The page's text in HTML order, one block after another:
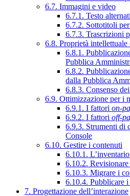
6.7. Immagini e video
6.7.1. Testo
6.7.2. Sottotitoli
6.7.3. Trascrizioni
6.8. Proprietà intellettuale
6.8.1.
Pubblica
6.8.2.
dalla Pubblica
6.8.3. Consenso
6.9. Ottimizzazione per i
6.9.1. I fattori on-
6.9.2. I fattori off-
6.9.3. Strumenti di
Console
6.10. Gestire i contenuti
6.10.1.
6.10.2.
6.10.3. Migrare i
6.10.4. Pubblicare
7. Progettazione dell’interazione